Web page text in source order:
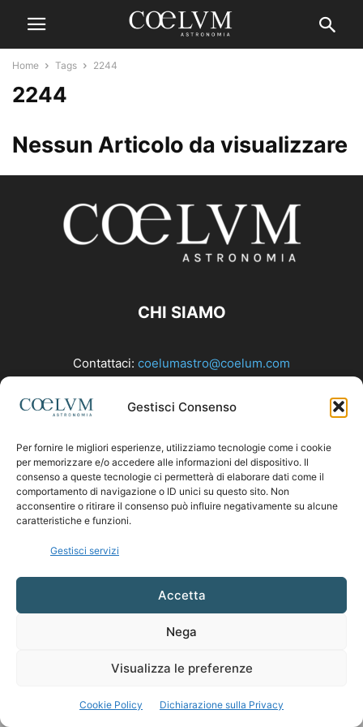
Gestisci Consenso
Per fornire le migliori esperienze, utilizziamo tecnologie come i cookie
per memorizzare e/o accedere alle informazioni del dispositivo. Il
consenso a queste tecnologie ci permetterà di elaborare dati come il
comportamento di navigazione o ID unici su questo sito. Non
acconsentire o ritirare il consenso può influire negativamente su alcune
caratteristiche e funzioni.
Gestisci servizi
Accetta
Nega
Visualizza le preferenze
Cookie Policy Dichiarazione sulla Privacy
Home Tags 2244
2244
Nessun Articolo da visualizzare
CHI SIAMO
Contattaci: coelumastro@coelum.com
SEGUICI